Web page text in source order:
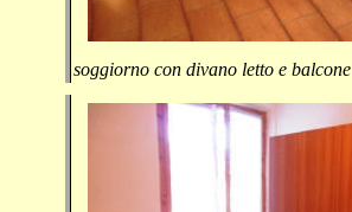
soggiorno con divano letto e balcone